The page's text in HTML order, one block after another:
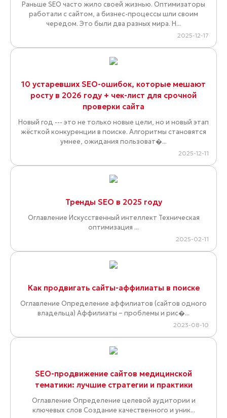
Раньше SEO часто жило своей жизнью. Оптимизаторы
работали с сайтом, а бизнес-процессы шли своим
чередом. Это были два разных мира. Н...
2025-12-17
10 устаревших SEO-ошибок, которые мешают
росту в 2026 году + чек-лист для срочной
проверки сайта
Новый год --- это не только новые цели, но и новый этап
жёсткой конкуренции в поиске. Алгоритмы становятся
умнее, ожидания пользоват�...
2025-12-11
Тренды SEO в 2025 году
Оглавление Искусственный интеллект Техническая
оптимизация ...
2025-02-11
Как продвигать сайты-аффилиаты в поиске
Оглавление Определение аффилиатов (сайтов одного
владельца) Аффилиаты – проблемы и рис�...
2023-08-10
SEO-продвижение сайтов медицинской
тематики: лучшие стратегии и практики
Оглавление Определение целевой аудитории и
ключевых слов Создание качественного и уник...